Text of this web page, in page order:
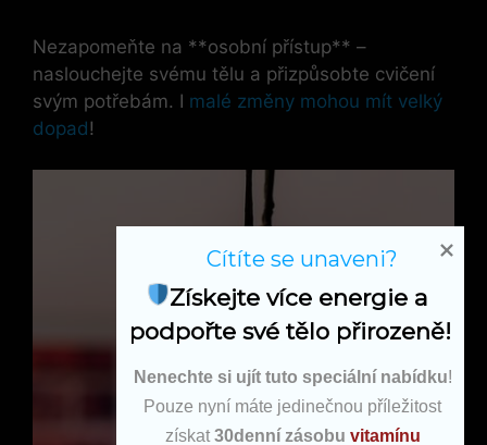
Nezapomeňte na **osobní přístup** –
naslouchejte svému tělu a přizpůsobte cvičení
svým potřebám. I malé změny mohou mít velký
dopad!
Získejte více energie a
podpořte své tělo přirozeně!
Nenechte si ujít tuto speciální nabídku!
Pouze nyní máte jedinečnou příležitost
získat 30denní zásobu vitamínu
Cítíte se unaveni?